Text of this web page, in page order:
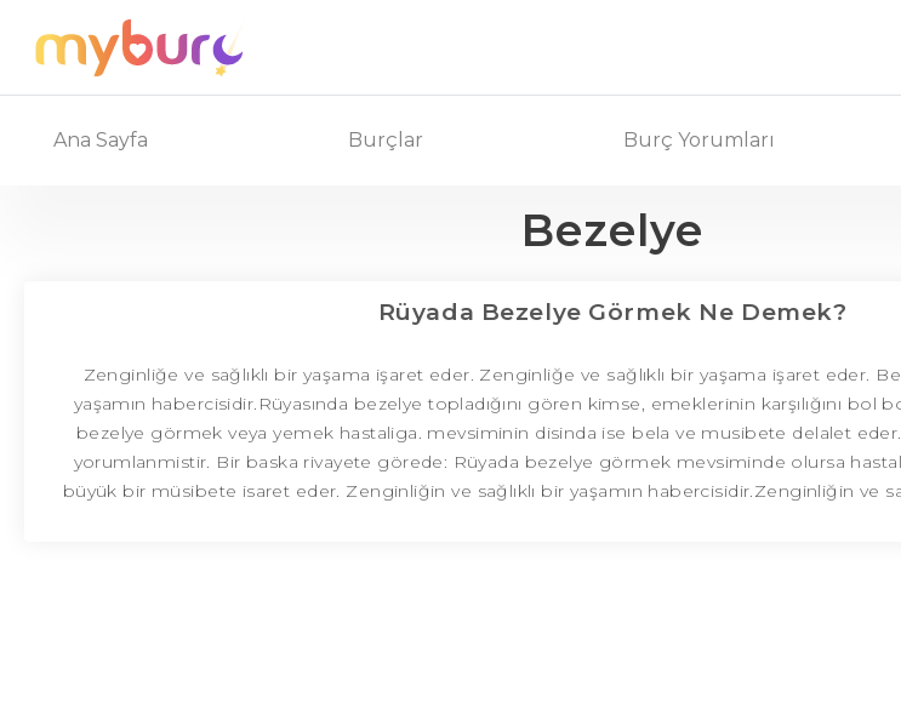
Ana Sayfa Burçlar Burç Yorumları
Bezelye
Rüyada Bezelye Görmek Ne Demek?
Zenginliğe ve sağlıklı bir yaşama işaret eder. Zenginliğe ve sağlıklı bir yaşama işaret eder.
yaşamın habercisidir.Rüyasında bezelye topladığını gören kimse, emeklerinin karşılığını bol
bezelye görmek veya yemek hastaliga. mevsiminin disinda ise bela ve musibete delalet
yorumlanmistir. Bir baska rivayete görede: Rüyada bezelye görmek mevsiminde olursa
büyük bir müsibete isaret eder. Zenginliğin ve sağlıklı bir yaşamın habercisidir.Zenginliğin ve